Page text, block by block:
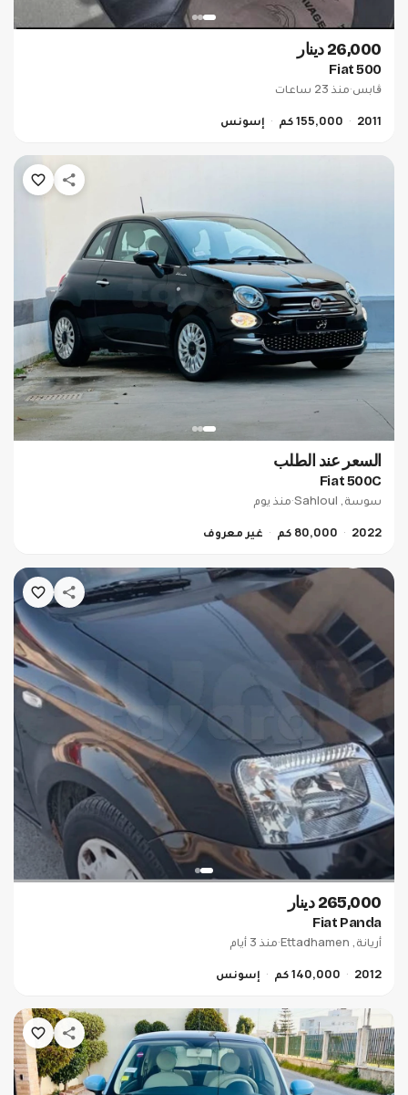
26,000 دينار
Fiat 500
ڨابس·منذ 23 ساعات
2011
155,000 كم إسونس
السعر عند الطلب
Fiat 500C
سوسة, Sahloul
·منذ يوم
2022
80,000 كم غير معروف
265,000 دينار
Fiat Panda
أريانة, Ettadhamen
·منذ 3 أيام
2012
140,000 كم إسونس